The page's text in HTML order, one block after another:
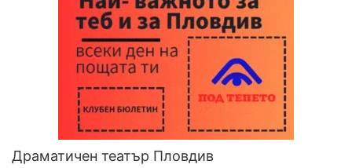
Драматичен театър Пловдив